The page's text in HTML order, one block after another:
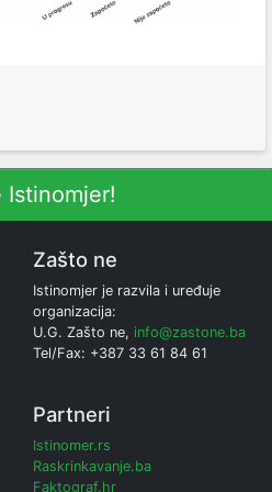
Istinomjer!
Zašto ne
Istinomjer je razvila i uređuje
organizacija:
U.G. Zašto ne, info@zastone.ba
Tel/Fax: +387 33 61 84 61
Partneri
Istinomer.rs
Raskrinkavanje.ba
Faktograf.hr